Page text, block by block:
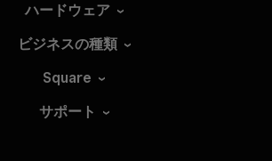
ハードウェア
ビジネスの種類
Square
サポート